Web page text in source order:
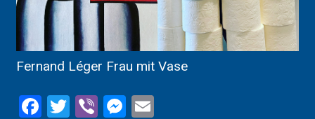
Fernand Léger Frau mit Vase
Facebook
Twitter
ViberMessenger